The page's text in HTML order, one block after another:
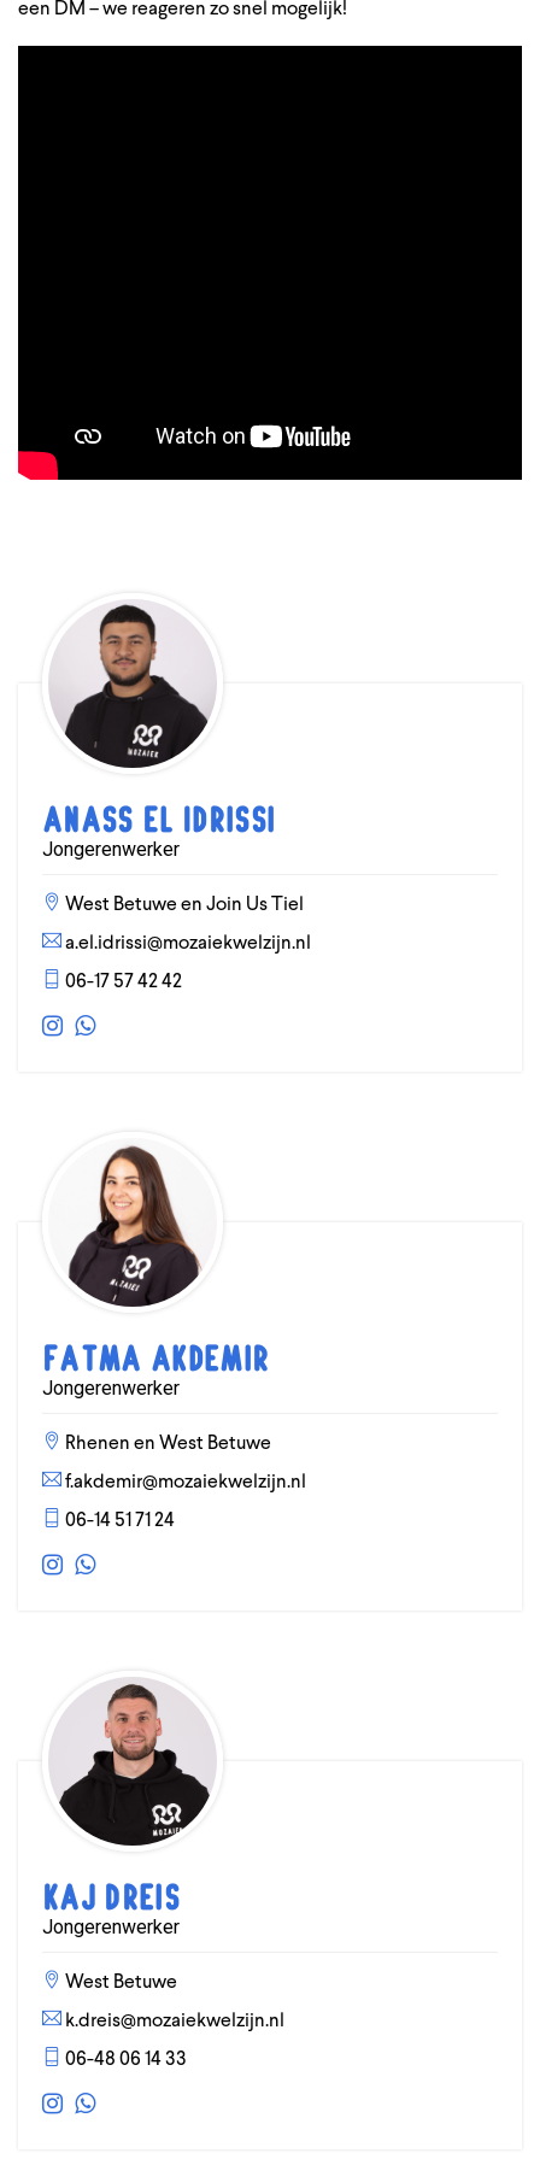
een DM – we reageren zo snel mogelijk!
Anass El Idrissi
Jongerenwerker
West Betuwe en Join Us Tiel
a.el.idrissi@mozaiekwelzijn.nl
06-17 57 42 42
Fatma Akdemir
Jongerenwerker
Rhenen en West Betuwe
f.akdemir@mozaiekwelzijn.nl
06-14 51 71 24
Kaj Dreis
Jongerenwerker
West Betuwe
k.dreis@mozaiekwelzijn.nl
06-48 06 14 33